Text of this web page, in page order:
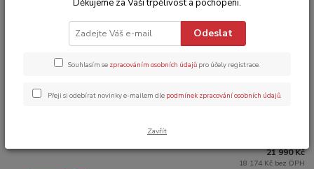
Kärcher - 1.317-233.0
Poslední kusy skladem
Vysokotlakový čistič HD 5/15 CX Plus 2017 Kärcher
21 990 Kč
18 174 Kč bez DPH
Děkujeme za Vaši trpělivost a pochopení.
Odeslat
Souhlasím se zpracováním osobních údajů pro účely registrace.
Přeji si odebírat novinky e-mailem dle podmínek zpracování osobních údajů
Zavřít